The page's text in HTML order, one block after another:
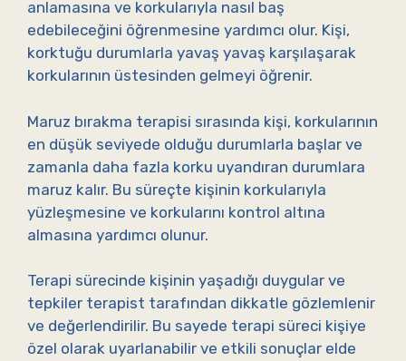
anlamasına ve korkularıyla nasıl baş
edebileceğini öğrenmesine yardımcı olur. Kişi,
korktuğu durumlarla yavaş yavaş karşılaşarak
korkularının üstesinden gelmeyi öğrenir.
Maruz bırakma terapisi sırasında kişi, korkularının
en düşük seviyede olduğu durumlarla başlar ve
zamanla daha fazla korku uyandıran durumlara
maruz kalır. Bu süreçte kişinin korkularıyla
yüzleşmesine ve korkularını kontrol altına
almasına yardımcı olunur.
Terapi sürecinde kişinin yaşadığı duygular ve
tepkiler terapist tarafından dikkatle gözlemlenir
ve değerlendirilir. Bu sayede terapi süreci kişiye
özel olarak uyarlanabilir ve etkili sonuçlar elde